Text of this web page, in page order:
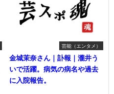
芸能（エンタメ）
金城茉奈さん｜訃報｜瀧井う
いで活躍。病気の病名や過去
に入院報告。